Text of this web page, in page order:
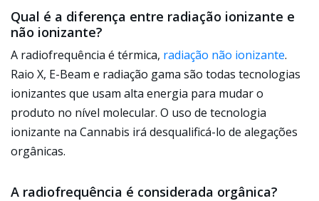
Qual é a diferença entre radiação ionizante e
não ionizante?
A radiofrequência é térmica, radiação não ionizante.
Raio X, E-Beam e radiação gama são todas tecnologias
ionizantes que usam alta energia para mudar o
produto no nível molecular. O uso de tecnologia
ionizante na Cannabis irá desqualificá-lo de alegações
orgânicas.
A radiofrequência é considerada orgânica?